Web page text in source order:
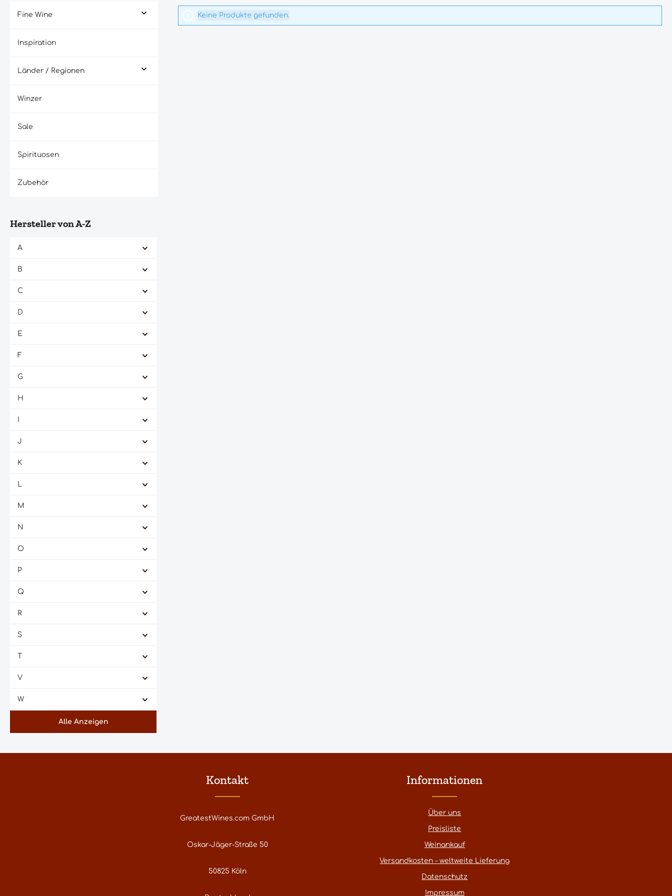
Fine Wine
Inspiration
Länder / Regionen
Winzer
Sale
Spirituosen
Zubehör
Hersteller von A-Z
A
B
C
D
E
F
G
H
J
K
L
M
N
O
P
Q
R
S
T
V
W
Alle Anzeigen
Keine Produkte gefunden.
Kontakt
GreatestWines.com GmbH
Oskar-Jäger-Straße 50
50825 Köln
Informationen
Über uns
Preisliste
Weinankauf
Versandkosten - weltweite Lieferung
Datenschutz
Impressum